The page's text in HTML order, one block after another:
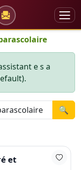
e s a
🔍
et